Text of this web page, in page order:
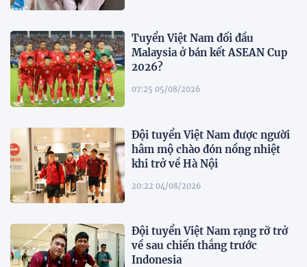
Tuyển Việt Nam đối đầu
Malaysia ở bán kết ASEAN Cup
2026?
07:25 05/08/2026
Đội tuyển Việt Nam được người
hâm mộ chào đón nồng nhiệt
khi trở về Hà Nội
20:22 04/08/2026
Đội tuyển Việt Nam rạng rỡ trở
về sau chiến thắng trước
Indonesia